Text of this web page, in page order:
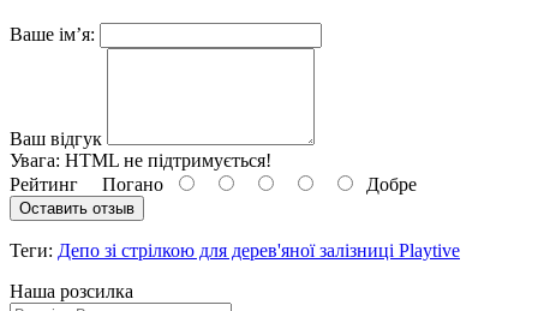
Ваше ім’я:
Ваш відгук
Увага: HTML не підтримується!
Рейтинг Погано Добре
Оставить отзыв
Теги: Депо зі стрілкою для дерев'яної залізниці Playtive
Наша розсилка